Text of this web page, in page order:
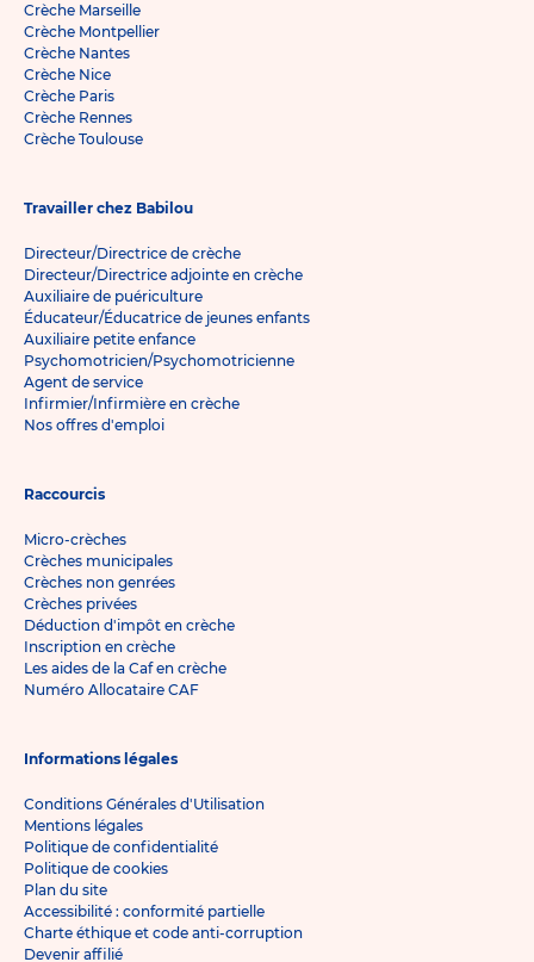
Crèche Marseille
Crèche Montpellier
Crèche Nantes
Crèche Nice
Crèche Paris
Crèche Rennes
Crèche Toulouse
Travailler chez Babilou
Directeur/Directrice de crèche
Directeur/Directrice adjointe en crèche
Auxiliaire de puériculture
Éducateur/Éducatrice de jeunes enfants
Auxiliaire petite enfance
Psychomotricien/Psychomotricienne
Agent de service
Infirmier/Infirmière en crèche
Nos offres d'emploi
Raccourcis
Micro-crèches
Crèches municipales
Crèches non genrées
Crèches privées
Déduction d'impôt en crèche
Inscription en crèche
Les aides de la Caf en crèche
Numéro Allocataire CAF
Informations légales
Conditions Générales d'Utilisation
Mentions légales
Politique de confidentialité
Politique de cookies
Plan du site
Accessibilité : conformité partielle
Charte éthique et code anti-corruption
Devenir affilié